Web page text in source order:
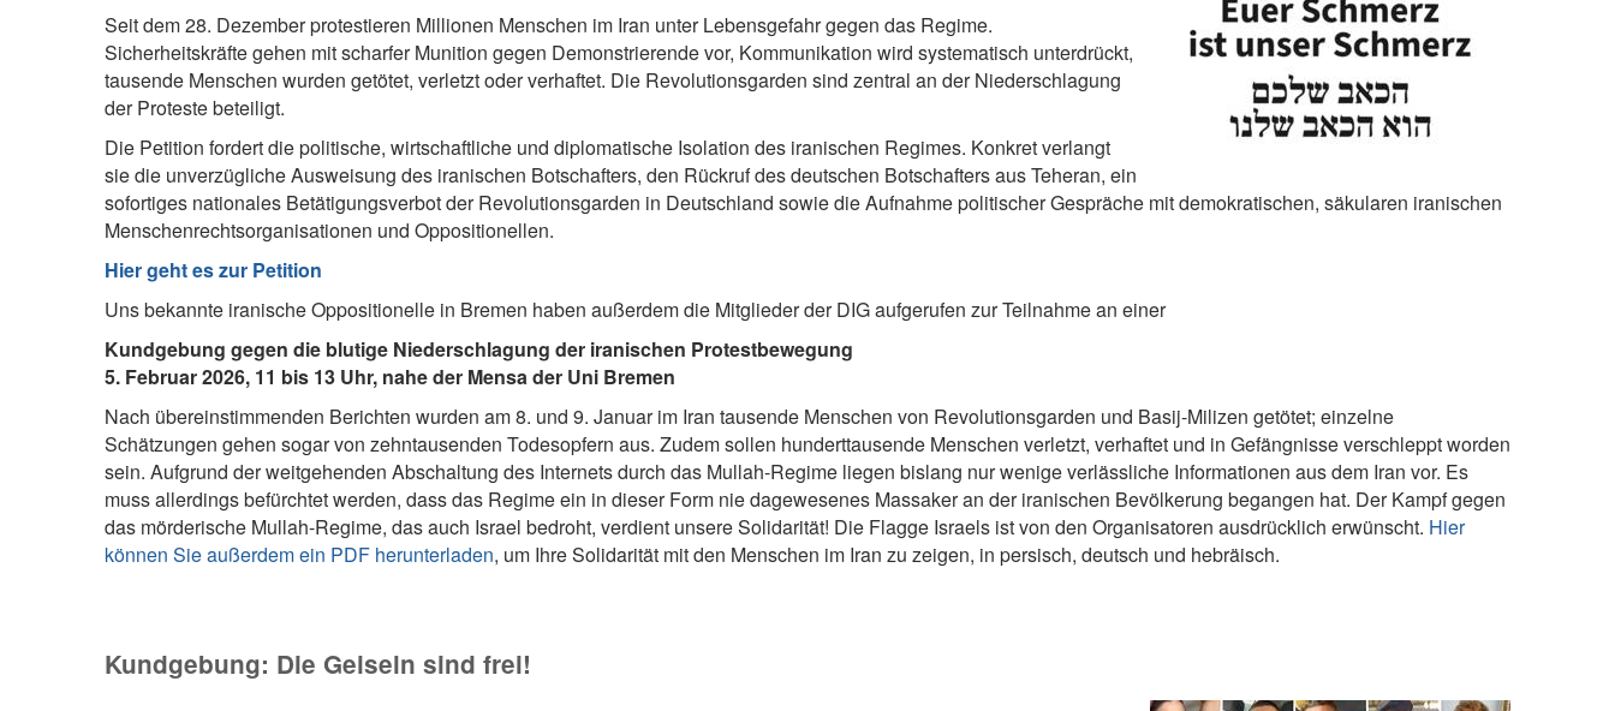
Seit dem 28. Dezember protestieren Millionen Menschen im Iran unter Lebensgefahr gegen das Regime.
Sicherheitskräfte gehen mit scharfer Munition gegen Demonstrierende vor, Kommunikation wird systematisch unterdrückt,
tausende Menschen wurden getötet, verletzt oder verhaftet. Die Revolutionsgarden sind zentral an der Niederschlagung
der Proteste beteiligt.
Die Petition fordert die politische, wirtschaftliche und diplomatische Isolation des iranischen Regimes. Konkret verlangt
sie die unverzügliche Ausweisung des iranischen Botschafters, den Rückruf des deutschen Botschafters aus Teheran, ein
sofortiges nationales Betätigungsverbot der Revolutionsgarden in Deutschland sowie die Aufnahme politischer Gespräche mit demokratischen, säkularen iranischen
Menschenrechtsorganisationen und Oppositionellen.
Hier geht es zur Petition
Uns bekannte iranische Oppositionelle in Bremen haben außerdem die Mitglieder der DIG aufgerufen zur Teilnahme an einer
Kundgebung gegen die blutige Niederschlagung der iranischen Protestbewegung
5. Februar 2026, 11 bis 13 Uhr, nahe der Mensa der Uni Bremen
Nach übereinstimmenden Berichten wurden am 8. und 9. Januar im Iran tausende Menschen von Revolutionsgarden und Basij-Milizen getötet; einzelne
Schätzungen gehen sogar von zehntausenden Todesopfern aus. Zudem sollen hunderttausende Menschen verletzt, verhaftet und in Gefängnisse verschleppt worden
sein. Aufgrund der weitgehenden Abschaltung des Internets durch das Mullah-Regime liegen bislang nur wenige verlässliche Informationen aus dem Iran vor. Es
muss allerdings befürchtet werden, dass das Regime ein in dieser Form nie dagewesenes Massaker an der iranischen Bevölkerung begangen hat. Der Kampf gegen
das mörderische Mullah-Regime, das auch Israel bedroht, verdient unsere Solidarität! Die Flagge Israels ist von den Organisatoren ausdrücklich erwünscht. Hier
können Sie außerdem ein PDF herunterladen, um Ihre Solidarität mit den Menschen im Iran zu zeigen, in persisch, deutsch und hebräisch.
Kundgebung: Die Geiseln sind frei!